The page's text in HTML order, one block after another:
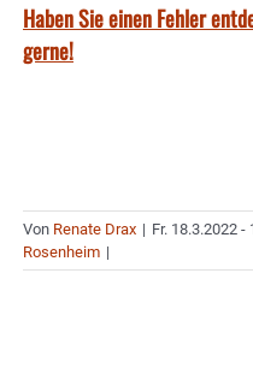
Haben Sie einen Fehler
gerne!
Von Renate Drax | Fr. 18.3.2022 -
Rosenheim |